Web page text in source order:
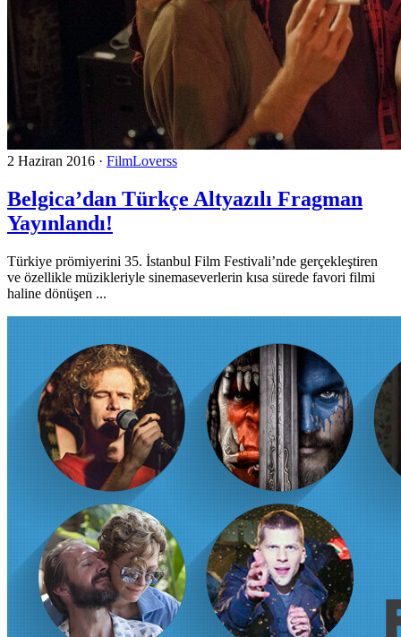
2 Haziran 2016 · FilmLoverss
Belgica’dan Türkçe Altyazılı Fragman
Yayınlandı!
Türkiye prömiyerini 35. İstanbul Film Festivali’nde gerçekleştiren
ve özellikle müzikleriyle sinemaseverlerin kısa sürede favori filmi
haline dönüşen ...